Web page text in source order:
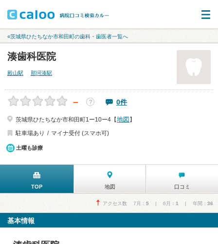
«茨城県ひたちなか市和田町の歯科・歯医者一覧へ
湊歯科医院
殿山駅 那珂湊駅
－ ？ 0件
茨城県ひたちなか市和田町1ー10ー4【地図 】
駐車場あり
マイナ受付 (スマホ可)
土曜も診療
TOP 地図 口コミ
アクセス数 7月： 5 | 6月： 1 | 年間： 36
基本情報